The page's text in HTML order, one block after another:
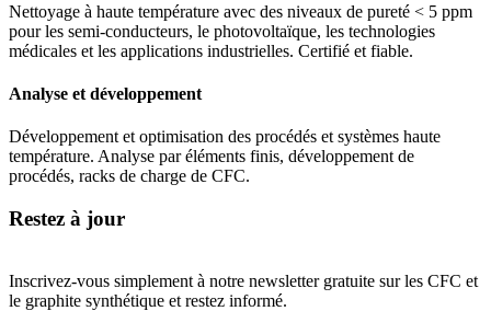
Nettoyage à haute température avec des niveaux de pureté < 5 ppm
pour les semi-conducteurs, le photovoltaïque, les technologies
médicales et les applications industrielles. Certifié et fiable.
Analyse et développement
Développement et optimisation des procédés et systèmes haute
température. Analyse par éléments finis, développement de
procédés, racks de charge de CFC.
Restez à jour
Inscrivez-vous simplement à notre newsletter gratuite sur les CFC et
le graphite synthétique et restez informé.